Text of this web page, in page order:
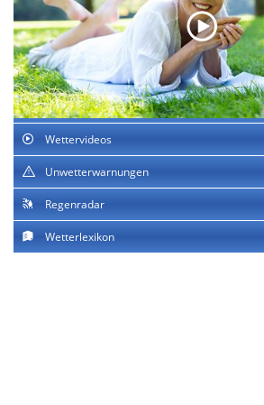
Wettervideos
Unwetterwarnungen
Regenradar
Wetterlexikon